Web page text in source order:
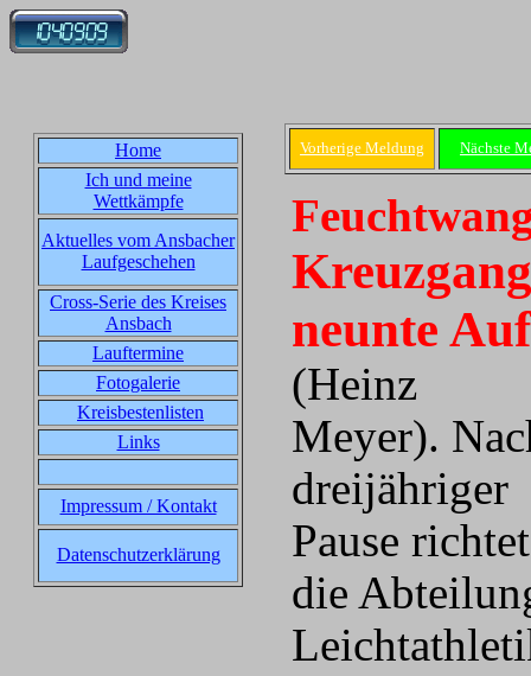
Home
Ich und meine
Wettkämpfe
Aktuelles vom Ansbacher
Laufgeschehen
Cross-Serie des Kreises
Ansbach
Lauftermine
Fotogalerie
Kreisbestenlisten
Links
Impressum / Kontakt
Datenschutzerklärung
Vorherige Meldung Nächste
neunte
(Heinz
Meyer).
dreijähriger
Pause richtet
die